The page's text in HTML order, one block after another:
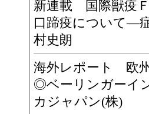
新連載 国際獣疫
口蹄疫について―
村史朗
海外レポート 欧
◎ベーリンガーイ
カジャパン(株)